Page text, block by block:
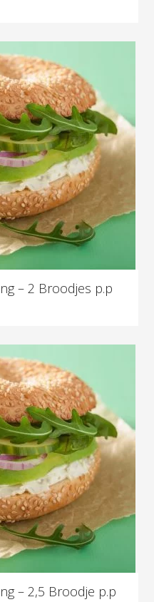
– 2 Broodjes p.p
– 2,5 Broodje p.p